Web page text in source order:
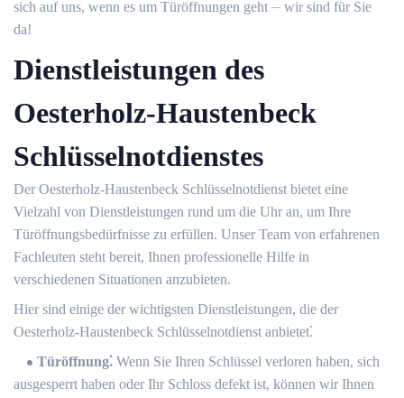
sich auf uns, wenn es um Türöffnungen geht ⏤ wir sind für Sie
da!​
Dienstleistungen des
Oesterholz-Haustenbeck
Schlüsselnotdienstes
Der Oesterholz-Haustenbeck Schlüsselnotdienst bietet eine
Vielzahl von Dienstleistungen rund um die Uhr an, um Ihre
Türöffnungsbedürfnisse zu erfüllen.​ Unser Team von erfahrenen
Fachleuten steht bereit, Ihnen professionelle Hilfe in
verschiedenen Situationen anzubieten.
Hier sind einige der wichtigsten Dienstleistungen, die der
Oesterholz-Haustenbeck Schlüsselnotdienst anbietet⁚
Türöffnung⁚ Wenn Sie Ihren Schlüssel verloren haben, sich
ausgesperrt haben oder Ihr Schloss defekt ist, können wir Ihnen